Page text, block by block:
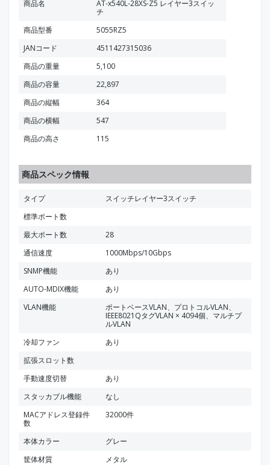
商品名
AT-x540L-28XS-Z5 レイヤー3スイッ
チ
商品型番
5055RZ5
JANコード
4511427315036
商品の重量
5,100
商品の容量
22,897
商品の縦幅
364
商品の横幅
547
商品の高さ
115
商品スペック情報
タイプ
スイッチレイヤー3スイッチ
標準ポート数
最大ポート数
28
通信速度
1000Mbps/10Gbps
SNMP機能
あり
AUTO-MDIX機能
あり
VLAN機能
ポートベースVLAN、プロトコルVLAN、
IEEE8021QタグVLAN × 4094個、マルチプ
ルVLAN
冷却ファン
あり
拡張スロット数
手動速度切替
あり
スタッカブル機能
なし
MACアドレス登録件
数
32000件
本体カラー
グレー
筐体材質
メタル